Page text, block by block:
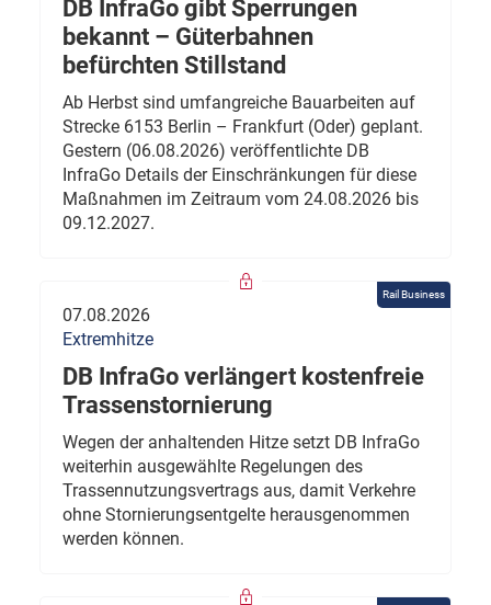
DB InfraGo gibt Sperrungen
bekannt – Güterbahnen
befürchten Stillstand
Ab Herbst sind umfangreiche Bauarbeiten auf
Strecke 6153 Berlin – Frankfurt (Oder) geplant.
Gestern (06.08.2026) veröffentlichte DB
InfraGo Details der Einschränkungen für diese
Maßnahmen im Zeitraum vom 24.08.2026 bis
09.12.2027.
Rail Business
07.08.2026
Extremhitze
DB InfraGo verlängert kostenfreie
Trassenstornierung
Wegen der anhaltenden Hitze setzt DB InfraGo
weiterhin ausgewählte Regelungen des
Trassennutzungsvertrags aus, damit Verkehre
ohne Stornierungsentgelte herausgenommen
werden können.